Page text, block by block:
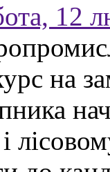
12
на